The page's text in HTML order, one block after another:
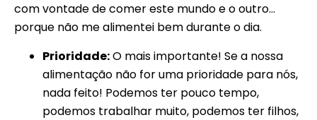
com vontade de comer este mundo e o outro…
porque não me alimentei bem durante o dia.
Prioridade:O mais importante! Se a nossa
alimentação não for uma prioridade para nós,
nada feito! Podemos ter pouco tempo,
podemos trabalhar muito, podemos ter filhos,